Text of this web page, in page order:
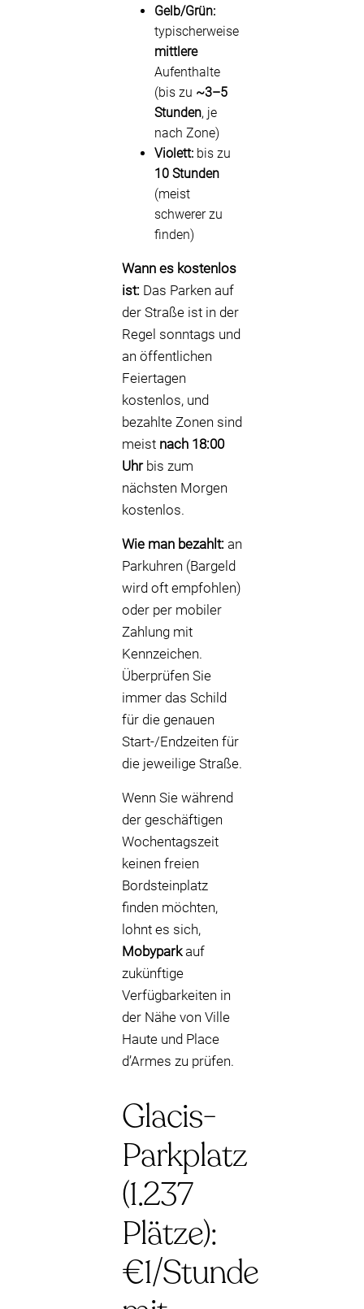
Gelb/Grün:
typischerweise
mittlere
Aufenthalte
(bis zu ~3–5
Stunden, je
nach Zone)
Violett: bis zu
10 Stunden
(meist
schwerer zu
finden)
Wann es kostenlos
ist: Das Parken auf
der Straße ist in der
Regel sonntags und
an öffentlichen
Feiertagen
kostenlos, und
bezahlte Zonen sind
meist nach 18:00
Uhrbis zum
nächsten Morgen
kostenlos.
Wie man bezahlt: an
Parkuhren (Bargeld
wird oft empfohlen)
oder per mobiler
Zahlung mit
Kennzeichen.
Überprüfen Sie
immer das Schild
für die genauen
Start-/Endzeiten für
die jeweilige Straße.
Wenn Sie während
der geschäftigen
Wochentagszeit
keinen freien
Bordsteinplatz
finden möchten,
lohnt es sich,
Mobyparkauf
zukünftige
Verfügbarkeiten in
der Nähe von Ville
Haute und Place
d’Armes zu prüfen.
Glacis-
Parkplatz
(1.237
Plätze):
€1/Stunde